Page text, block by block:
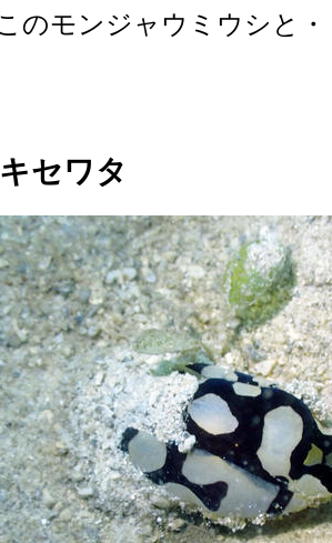
のモンジャウミウシと・
セワタ